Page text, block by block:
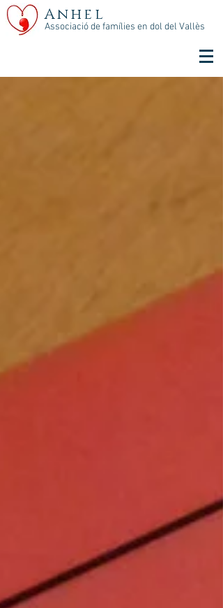
Anhel
Associació de famílies en dol del Vallès